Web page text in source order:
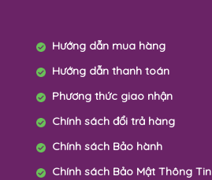
Hướng dẫn mua hàng
Hướng dẫn thanh toán
Phương thức giao nhận
Chính sách đổi trả hàng
Chính sách Bảo hành
Chính sách Bảo Mật Thông Tin